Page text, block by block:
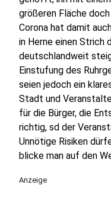
größeren Fläche
Corona hat damit
in Herne einen Strich
deutschlandweit
Einstufung des
seien jedoch ein
Stadt und
für die Bürger, die
richtig, sd der
Unnötige Risiken
blicke man auf den
Anzeige